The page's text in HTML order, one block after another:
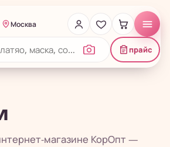
Москва
прайс
магазине КорОпт —